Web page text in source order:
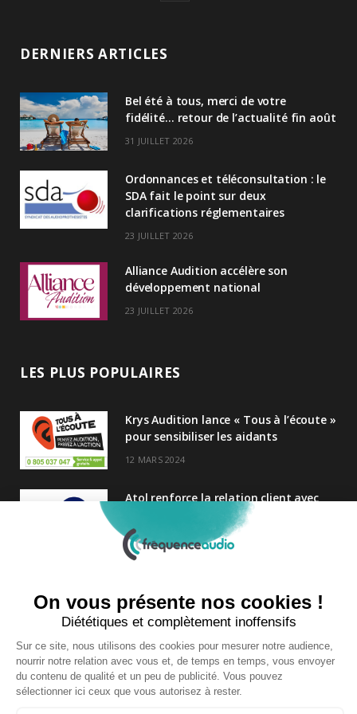
e
n
DERNIERS ARTICLES
Bel été à tous, merci de votre
fidélité… retour de l’actualité fin août
31 JUILLET 2026
Ordonnances et téléconsultation : le
SDA fait le point sur deux
clarifications réglementaires
23 JUILLET 2026
Alliance Audition accélère son
développement national
23 JUILLET 2026
LES PLUS POPULAIRES
Krys Audition lance « Tous à l’écoute »
pour sensibiliser les aidants
12 MARS 2024
Atol renforce la relation client avec
une nouvelle campagne axée sur la
satisfaction
25 FÉVRIER 2025
Audition Conseil
27 MARS 2024